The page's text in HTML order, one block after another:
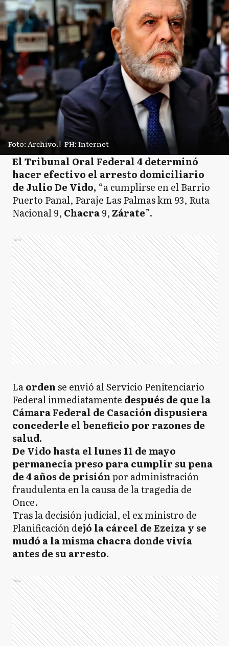
Foto: Archivo.| PH: Internet
El Tribunal Oral Federal 4 determinó
hacer efectivo el arresto domiciliario
de Julio De Vido, “a cumplirse en el Barrio
Puerto Panal, Paraje Las Palmas km 93, Ruta
Nacional 9, Chacra9,Zárate”.
Ads
Laordense envió al Servicio Penitenciario
Federal inmediatamente después de que la
Cámara Federal de Casación dispusiera
concederle el beneficio por razones de
salud.
De Vido hasta el lunes 11 de mayo
permanecía preso para cumplir su pena
de 4 años de prisiónpor administración
fraudulenta en la causa de la tragedia de
Once.
Tras la decisión judicial, el ex ministro de
Planificación dejó la cárcel de Ezeiza y se
mudó a la misma chacra donde vivía
antes de su arresto.
Ads